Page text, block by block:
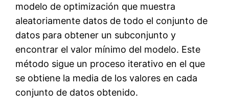
modelo de optimización que muestra
aleatoriamente datos de todo el conjunto de
datos para obtener un subconjunto y
encontrar el valor mínimo del modelo. Este
método sigue un proceso iterativo en el que
se obtiene la media de los valores en cada
conjunto de datos obtenido.